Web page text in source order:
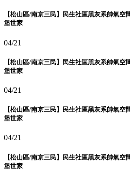
【松山區/南京三民】民生社區黑灰系帥氣
堡世家
04/21
【松山區/南京三民】民生社區黑灰系帥氣
堡世家
04/21
【松山區/南京三民】民生社區黑灰系帥氣
堡世家
04/21
【松山區/南京三民】民生社區黑灰系帥氣
堡世家